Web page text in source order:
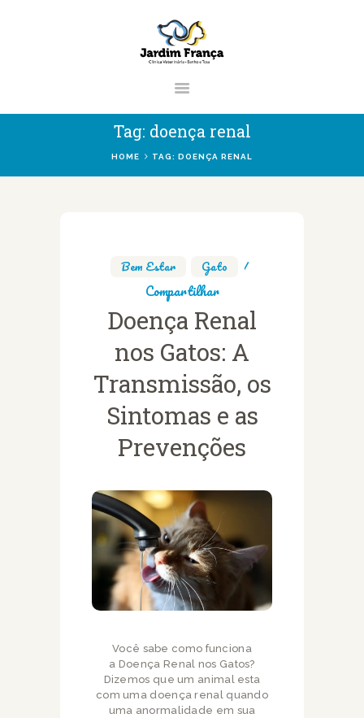
Tag: doença renal
HOME TAG: DOENÇA RENAL
CLÍNICA VETERINÁRIA JARDIM
FRANÇA | ZONA NORTE DE SÃO
PAULO
São Paulo
VETERINÁRIOS
SERVIÇOS
BLOG
Bem Estar Gato
Compartilhar
Doença Renal
nos Gatos: A
Transmissão, os
Sintomas e as
Prevenções
Você sabe como funciona
a Doença Renal nos Gatos?
Dizemos que um animal esta
com uma doença renal quando
uma anormalidade em sua